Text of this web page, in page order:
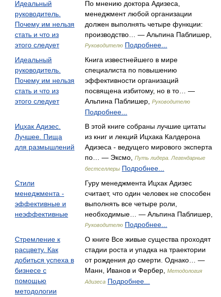
Идеальный
руководитель.
Почему им нельзя
стать и что из
этого следует
По мнению доктора Адизеса,
менеджмент любой организации
должен выполнять четыре функции:
производство… — Альпина Паблишер,
Руководителю Подробнее...
Идеальный
руководитель.
Почему им нельзя
стать и что из
этого следует
Книга известнейшего в мире
специалиста по повышению
эффективности организаций
посвящена избитому, но в то… —
Альпина Паблишер,
Руководителю
Подробнее...
Ицхак Адизес.
Лучшее. Пища
для размышлений
В этой книге собраны лучшие цитаты
из книг и лекций Ицхака Калдерона
Адизеса - ведущего мирового эксперта
по… — Эксмо,
Путь лидера. Легендарные
бестселлеры Подробнее...
Стили
менеджмента -
эффективные и
неэффективные
Гуру менеджмента Ицхак Адизес
считает, что один человек не способен
выполнять все четыре роли,
необходимые… — Альпина Паблишер,
Руководителю Подробнее...
Стремление к
расцвету. Как
добиться успеха в
бизнесе с
помощью
методологии
О книге Все живые существа проходят
стадии роста и упадка на траектории
от рождения до смерти. Однако… —
Манн, Иванов и Фербер,
Методология
Адизеса Подробнее...